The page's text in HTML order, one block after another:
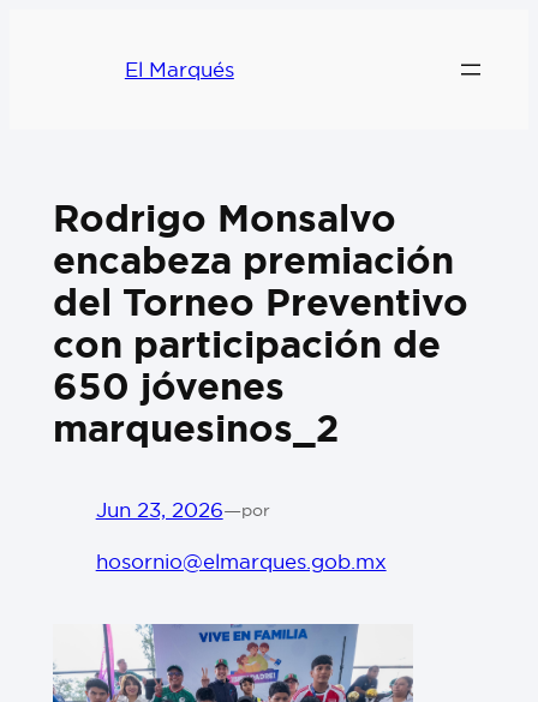
El Marqués
Rodrigo Monsalvo
encabeza premiación
del Torneo Preventivo
con participación de
650 jóvenes
marquesinos_2
Jun 23, 2026—por
hosornio@elmarques.gob.mx